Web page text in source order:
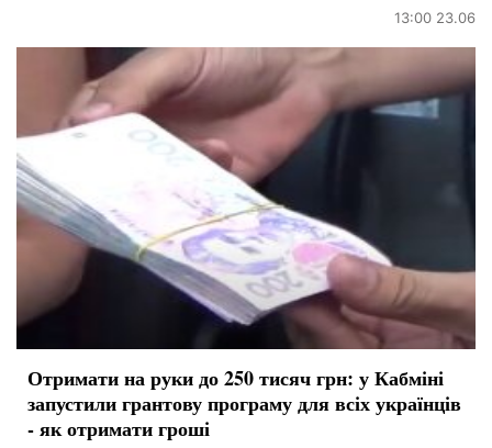
13:00 23.06
Отримати на руки до 250 тисяч грн: у Кабміні
запустили грантову програму для всіх українців
- як отримати гроші